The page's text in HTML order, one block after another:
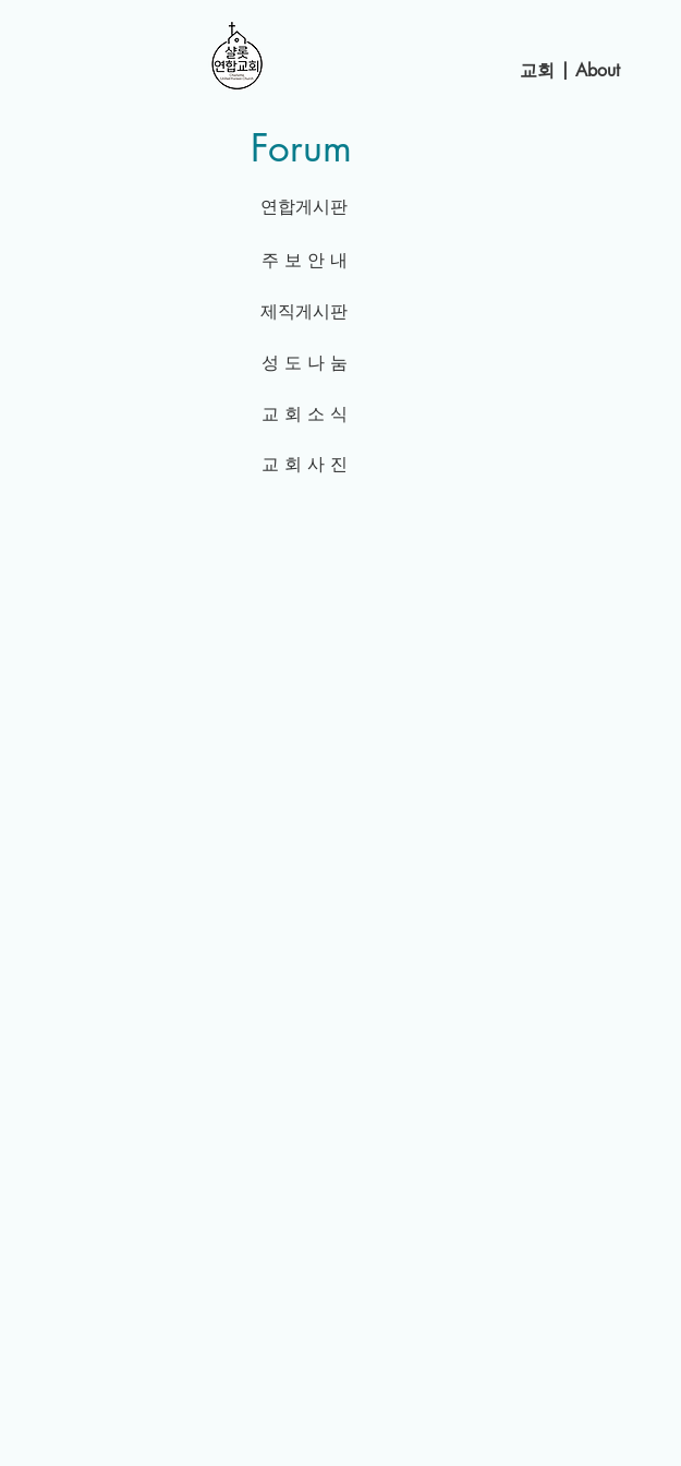
​교회 | About
Forum
연합게시판
주 보 안 내
제직게시판
성 도 나 눔
교 회 소 식
교 회 사 진